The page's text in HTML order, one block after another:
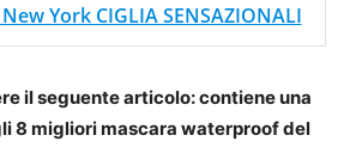
York CIGLIA SENSAZIONALI
il seguente articolo: contiene una
8 migliori mascara waterproof del